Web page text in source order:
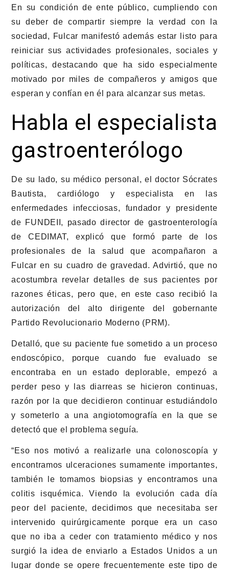
En su condición de ente público, cumpliendo con
su deber de compartir siempre la verdad con la
sociedad, Fulcar manifestó además estar listo para
reiniciar sus actividades profesionales, sociales y
políticas, destacando que ha sido especialmente
motivado por miles de compañeros y amigos que
esperan y confían en él para alcanzar sus metas.
Habla el especialista
gastroenterólogo
De su lado, su médico personal, el doctor Sócrates
Bautista, cardiólogo y especialista en las
enfermedades infecciosas, fundador y presidente
de FUNDEII, pasado director de gastroenterología
de CEDIMAT, explicó que formó parte de los
profesionales de la salud que acompañaron a
Fulcar en su cuadro de gravedad. Advirtió, que no
acostumbra revelar detalles de sus pacientes por
razones éticas, pero que, en este caso recibió la
autorización del alto dirigente del gobernante
Partido Revolucionario Moderno (PRM).
Detalló, que su paciente fue sometido a un proceso
endoscópico, porque cuando fue evaluado se
encontraba en un estado deplorable, empezó a
perder peso y las diarreas se hicieron continuas,
razón por la que decidieron continuar estudiándolo
y someterlo a una angiotomografía en la que se
detectó que el problema seguía.
“Eso nos motivó a realizarle una colonoscopía y
encontramos ulceraciones sumamente importantes,
también le tomamos biopsias y encontramos una
colitis isquémica. Viendo la evolución cada día
peor del paciente, decidimos que necesitaba ser
intervenido quirúrgicamente porque era un caso
que no iba a ceder con tratamiento médico y nos
surgió la idea de enviarlo a Estados Unidos a un
lugar donde se opere frecuentemente este tipo de